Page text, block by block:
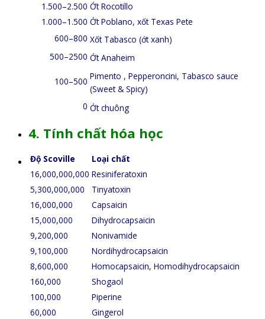
1.500–2.500 Ớt Rocotillo
1.000–1.500 Ớt Poblano, xốt Texas Pete
600–800 Xốt Tabasco (ớt xanh)
500–2500 Ớt Anaheim
100–500 Pimento , Pepperoncini, Tabasco sauce
(Sweet & Spicy)
0 Ớt chuông
4. Tính chất hóa học
Độ Scoville
Loại chất
16,000,000,000 Resiniferatoxin
5,300,000,000
Tinyatoxin
16,000,000
Capsaicin
15,000,000
Dihydrocapsaicin
9,200,000
Nonivamide
9,100,000
Nordihydrocapsaicin
8,600,000
Homocapsaicin, Homodihydrocapsaicin
160,000
Shogaol
100,000
Piperine
60,000
Gingerol